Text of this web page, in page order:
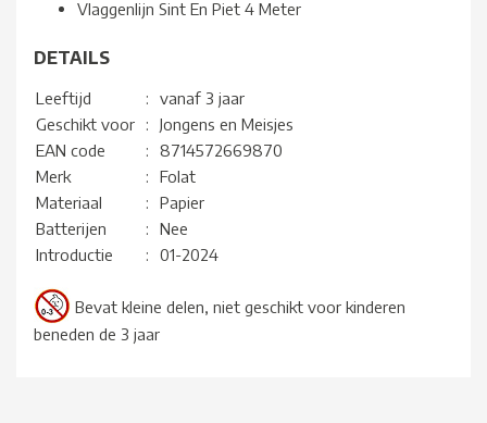
Vlaggenlijn Sint En Piet 4 Meter
DETAILS
Leeftijd :
vanaf 3 jaar
Geschikt voor
:
Jongens en Meisjes
EAN code
:
8714572669870
Merk
:
Folat
Materiaal
:
Papier
Batterijen
:
Nee
Introductie
: 01-2024
Bevat kleine delen, niet geschikt voor kinderen
beneden de 3 jaar